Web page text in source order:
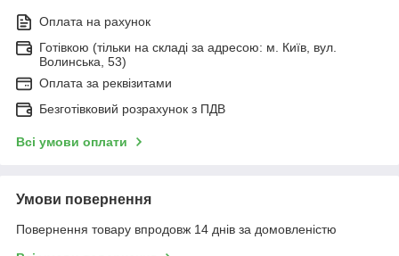
Оплата на рахунок
Готівкою (тільки на складі за адресою: м. Київ, вул.
Волинська, 53)
Оплата за реквізитами
Безготівковий розрахунок з ПДВ
Всі умови оплати
Умови повернення
Повернення товару впродовж 14 днів за домовленістю